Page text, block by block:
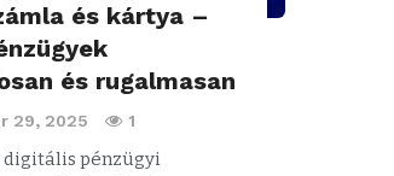
és kártya –
és rugalmasan
29, 2025 1
digitális pénzügyi